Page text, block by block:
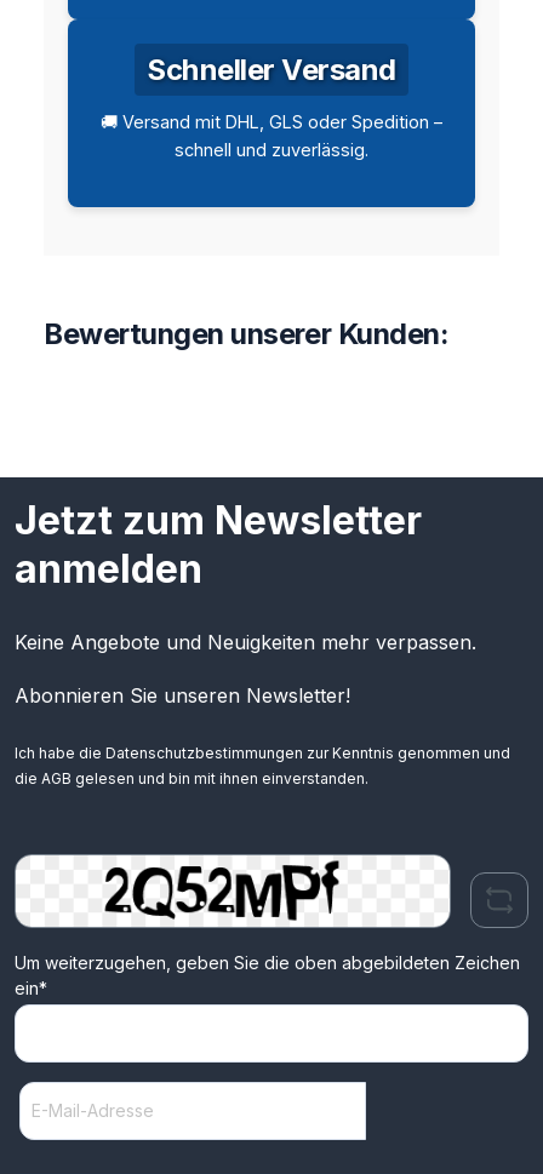
Schneller Versand
🚚 Versand mit DHL, GLS oder Spedition –
schnell und zuverlässig.
Bewertungen unserer Kunden:
Jetzt zum Newsletter
anmelden
Keine Angebote und Neuigkeiten mehr verpassen.
Abonnieren Sie unseren Newsletter!
Ich habe die Datenschutzbestimmungen zur Kenntnis genommen und
die AGB gelesen und bin mit ihnen einverstanden.
Um weiterzugehen, geben Sie die oben abgebildeten Zeichen
ein*